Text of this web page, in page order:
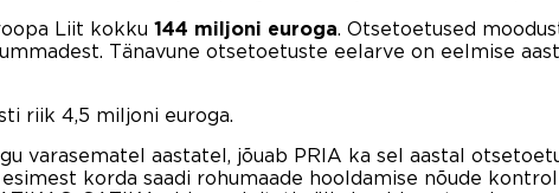
Liit kokku 144 miljoni euroga. Otsetoetused
Tänavune otsetoetuste eelarve on eelmise
riik 4,5 miljoni euroga.
varasematel aastatel, jõuab PRIA ka sel aastal
korda saadi rohumaade hooldamise nõude